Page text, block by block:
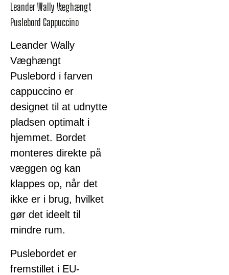
Leander Wally Væghængt
Puslebord Cappuccino
Leander Wally
Væghængt
Puslebord i farven
cappuccino er
designet til at udnytte
pladsen optimalt i
hjemmet. Bordet
monteres direkte på
væggen og kan
klappes op, når det
ikke er i brug, hvilket
gør det ideelt til
mindre rum.
Puslebordet er
fremstillet i EU-